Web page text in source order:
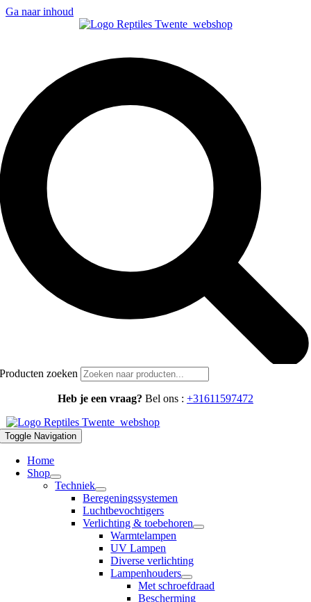
Ga naar inhoud
Producten zoeken
Heb je een vraag? Bel ons : +31611597472
Toggle Navigation
Home
Shop
Techniek
Beregeningssystemen
Luchtbevochtigers
Verlichting & toebehoren
Warmtelampen
UV Lampen
Diverse verlichting
Lampenhouders
Met schroefdraad
Bescherming